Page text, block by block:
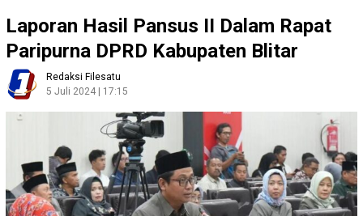
Laporan Hasil Pansus II Dalam Rapat
Paripurna DPRD Kabupaten Blitar
Redaksi Filesatu
5 Juli 2024 | 17:15